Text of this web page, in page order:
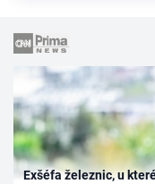
Exšéfa železnic, u